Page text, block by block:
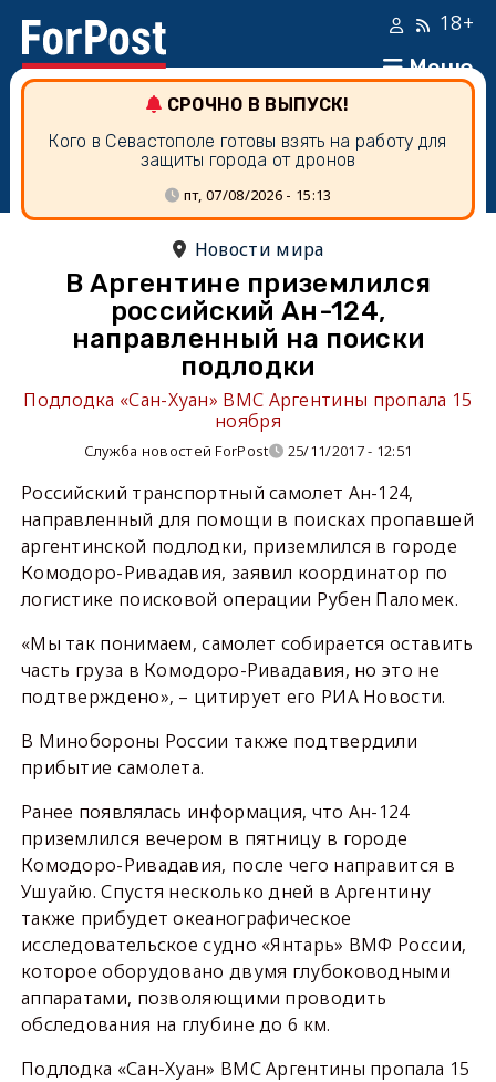
Меню
18+
СРОЧНО В ВЫПУСК!
Кого в Севастополе готовы взять на работу для
защиты города от дронов
пт, 07/08/2026 - 15:13
Новости мира
В Аргентине приземлился
российский Ан-124,
направленный на поиски
подлодки
Подлодка «Сан-Хуан» ВМС Аргентины пропала 15
ноября
Служба новостей ForPost 25/11/2017 - 12:51
Российский транспортный самолет Ан-124,
направленный для помощи в поисках пропавшей
аргентинской подлодки, приземлился в городе
Комодоро-Ривадавия, заявил координатор по
логистике поисковой операции Рубен Паломек.
«Мы так понимаем, самолет собирается оставить
часть груза в Комодоро-Ривадавия, но это не
подтверждено», – цитирует его РИА Новости.
В Минобороны России также подтвердили
прибытие самолета.
Ранее появлялась информация, что Ан-124
приземлился вечером в пятницу в городе
Комодоро-Ривадавия, после чего направится в
Ушуайю. Спустя несколько дней в Аргентину
также прибудет океанографическое
исследовательское судно «Янтарь» ВМФ России,
которое оборудовано двумя глубоководными
аппаратами, позволяющими проводить
обследования на глубине до 6 км.
Подлодка «Сан-Хуан» ВМС Аргентины пропала 15